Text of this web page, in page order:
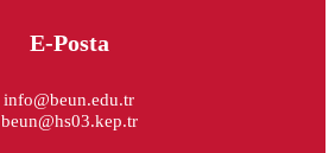
E-Posta
info@beun.edu.tr
beun@hs03.kep.tr